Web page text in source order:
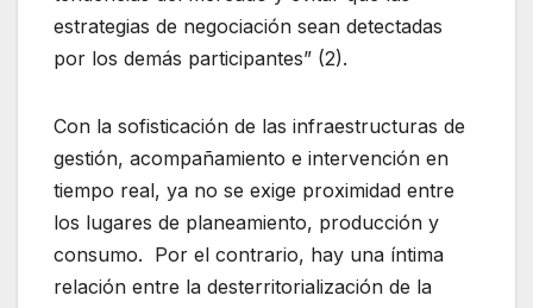
estrategias de negociación sean detectadas
por los demás participantes” (2).
Con la sofisticación de las infraestructuras de
gestión, acompañamiento e intervención en
tiempo real, ya no se exige proximidad entre
los lugares de planeamiento, producción y
consumo. Por el contrario, hay una íntima
relación entre la desterritorialización de la